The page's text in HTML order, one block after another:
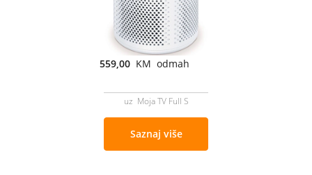
559,00 KM odmah
uz Moja TV Full S
Saznaj više